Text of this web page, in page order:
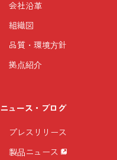
会社沿革
組織図
品質・環境方針
拠点紹介
ニュース・ブログ
プレスリリース
製品ニュース